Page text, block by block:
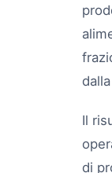
Il
di